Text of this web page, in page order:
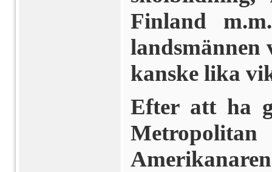
Finland
landsmännen
kanske lika
Efter att ha